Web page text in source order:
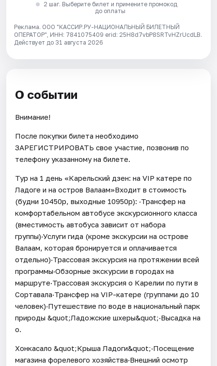
2 шаг. Выберите билет и примените промокод
до оплаты
Реклама. ООО "КАССИР.РУ-НАЦИОНАЛЬНЫЙ БИЛЕТНЫЙ
ОПЕРАТОР", ИНН: 7841075409 erid: 25H8d7vbP8SRTvHZrUcdLB.
Действует до 31 августа 2026
О событии
Внимание!
После покупки билета необходимо
ЗАРЕГИСТРИРОВАТЬ свое участие, позвонив по
телефону указанному на билете.
Тур на 1 день «Карельский дзен: на VIP катере по
Ладоге и на остров Валаам»Входит в стоимость
(будни 10450р, выходные 10950р): ·Трансфер на
комфортабельном автобусе экскурсионного класса
(вместимость автобуса зависит от набора
группы)·Услуги гида (кроме экскурсии на острове
Валаам, которая бронируется и оплачивается
отдельно)·Трассовая экскурсия на протяжении всей
программы·Обзорные экскурсии в городах на
маршруте·Трассовая экскурсия о Карелии по пути в
Сортавала·Трансфер на VIP-катере (группами до 10
человек)·Путешествие по воде в национальный парк
природы &quot;Ладожские шхеры&quot;·Высадка на
о.
Хонкасало &quot;Крыша Ладоги&quot;·Посещение
магазина форелевого хозяйства·Внешний осмотр